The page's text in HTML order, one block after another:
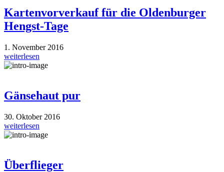
Kartenvorverkauf für die Oldenburger
Hengst-Tage
1. November 2016
weiterlesen
Gänsehaut pur
30. Oktober 2016
weiterlesen
Überflieger